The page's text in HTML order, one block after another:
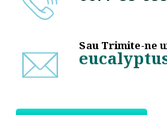
Sau Trimite-ne